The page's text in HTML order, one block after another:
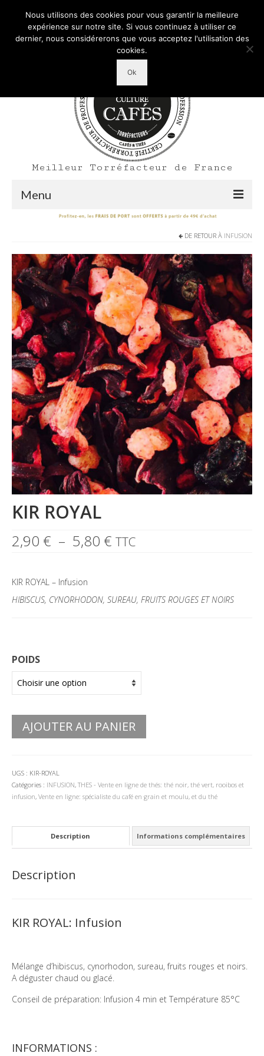
Mon Compte Votre panier d'achats 0,00
Rechercher
Meilleur Torréfacteur de France
Menu
La marque
Où nous trouver
Contact
Professionnels
BUREAUX / PME
HOTELS / RESTAURANTS
CE
Blog
DE RETOUR À INFUSION
KIR ROYAL
2,90 € – 5,80 € Plage
de
5,80 €
TTC
KIR ROYAL – Infusion
HIBISCUS, CYNORHODON, SUREAU, FRUITS ROUGES ET NOIRS
POIDS
AJOUTER AU PANIER
UGS : KIR-ROYAL
Catégories : INFUSION, THES - Vente en ligne de thés: thé noir, thé vert, rooibos et
infusion, Vente en ligne: spécialiste du café en grain et moulu, et du thé
Description Informations complémentaires
Description
KIR ROYAL: Infusion
Mélange d’hibiscus, cynorhodon, sureau, fruits rouges et noirs.
A déguster chaud ou glacé.
Conseil de préparation: Infusion 4 min et Température 85°C
INFORMATIONS :
Nous utilisons des cookies pour vous garantir la meilleure
expérience sur notre site. Si vous continuez à utiliser ce
dernier, nous considérerons que vous acceptez l'utilisation des
cookies.
Ok